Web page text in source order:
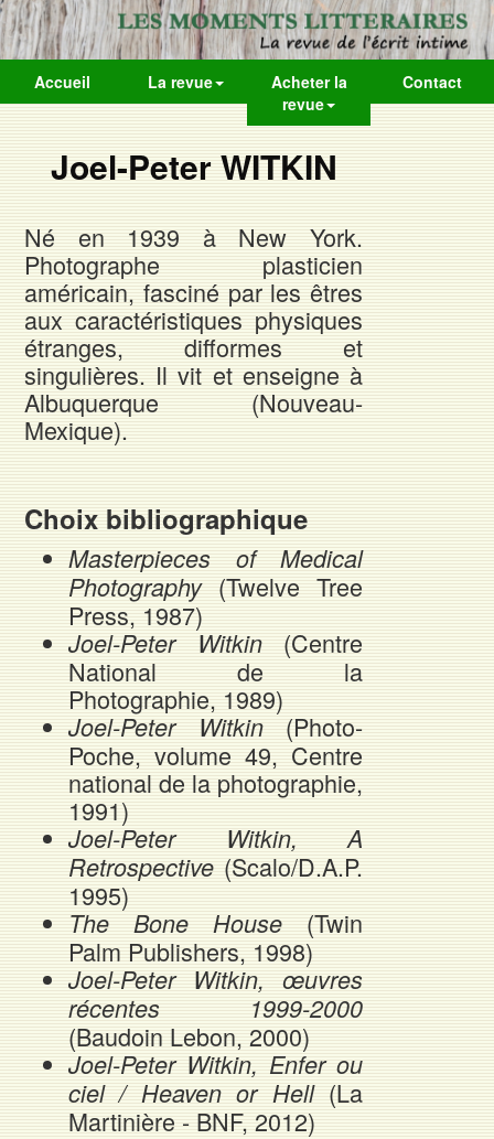
Accueil La revue
Acheter la
revue
Contact
Joel-Peter WITKIN
Né en 1939 à New York.
Photographe plasticien
américain, fasciné par les êtres
aux caractéristiques physiques
étranges, difformes et
singulières. Il vit et enseigne à
Albuquerque (Nouveau-
Mexique).
Choix bibliographique
Masterpieces of Medical
Photography (Twelve Tree
Press, 1987)
Joel-Peter Witkin(Centre
National de la
Photographie, 1989)
Joel-Peter Witkin (Photo-
Poche, volume 49, Centre
national de la photographie,
1991)
Joel-Peter Witkin, A
Retrospective (Scalo/D.A.P.
1995)
The Bone House (Twin
Palm Publishers, 1998)
Joel-Peter Witkin, œuvres
récentes 1999-2000
(Baudoin Lebon, 2000)
Joel-Peter Witkin, Enfer ou
ciel / Heaven or Hell(La
Martinière - BNF, 2012)